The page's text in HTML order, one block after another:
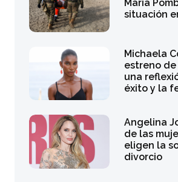
María
situación
Michaela
estreno de
una
éxito y la
Angelina
de las
eligen la
divorcio